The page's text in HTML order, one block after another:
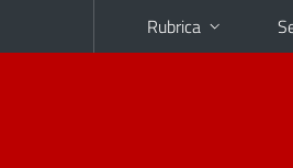
Rubrica